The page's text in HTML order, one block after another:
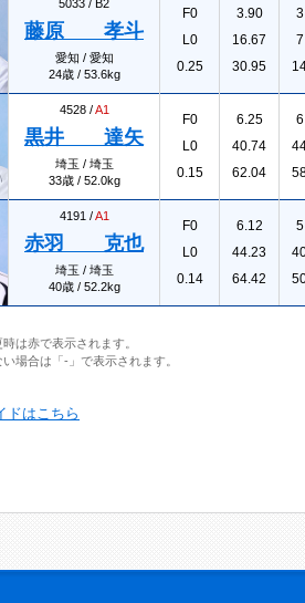
5033 / B2
藤原 孝斗
愛知 / 愛知
24歳 / 53.6kg
F0
L0
0.25
3.90
16.67
30.95
4528 /A1
黒井 達矢
埼玉 / 埼玉
33歳 / 52.0kg
F0
L0
0.15
6.25
40.74
62.04
4191 /A1
赤羽 克也
埼玉 / 埼玉
40歳 / 52.2kg
F0
L0
0.14
6.12
44.23
64.42
は赤で表示されます。
場合は「-」で表示されます。
ドはこちら